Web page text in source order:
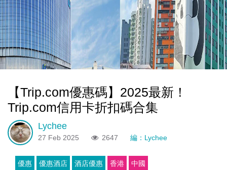
【Trip.com優惠碼】2025最新！
Trip.com信用卡折扣碼合集
Lychee
27 Feb 2025 2647 編：Lychee
優惠 優惠酒店 酒店優惠 香港 中國